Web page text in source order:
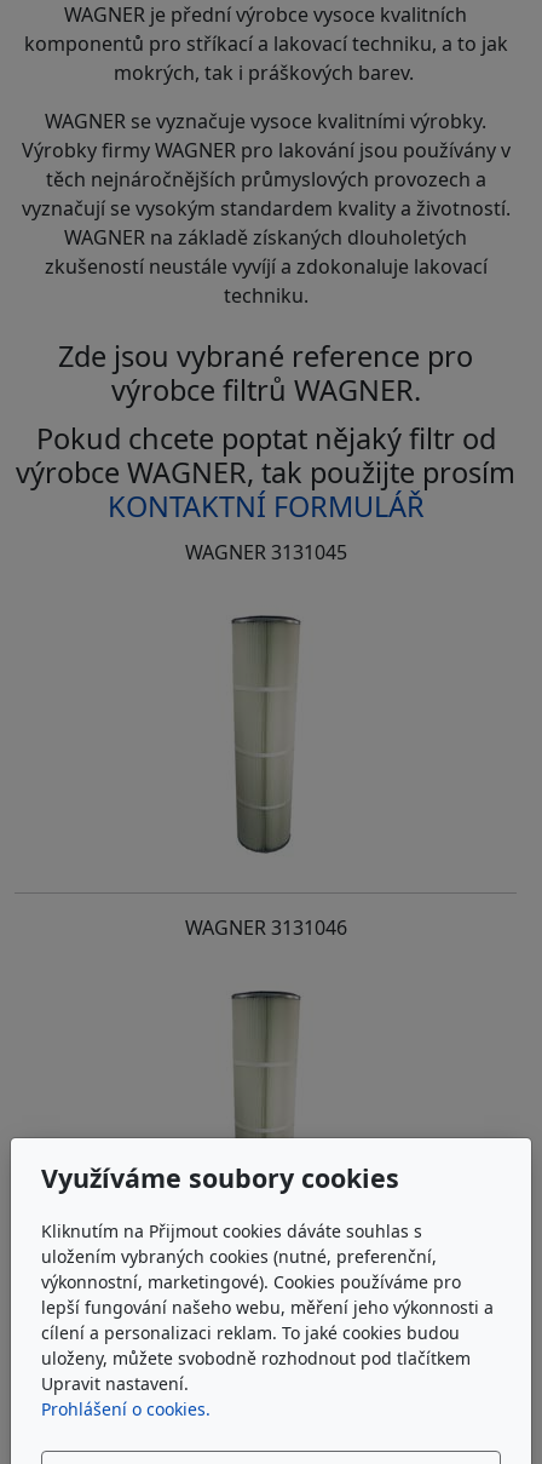
WAGNER je přední výrobce vysoce kvalitních
komponentů pro stříkací a lakovací techniku, a to jak
mokrých, tak i práškových barev.
WAGNER se vyznačuje vysoce kvalitními výrobky.
Výrobky firmy WAGNER pro lakování jsou používány v
těch nejnáročnějších průmyslových provozech a
vyznačují se vysokým standardem kvality a životností.
WAGNER na základě získaných dlouholetých
zkušeností neustále vyvíjí a zdokonaluje lakovací
techniku.
Zde jsou vybrané reference pro
výrobce filtrů WAGNER.
Pokud chcete poptat nějaký filtr od
výrobce WAGNER, tak použijte prosím
KONTAKTNÍ FORMULÁŘ
WAGNER 3131045
WAGNER3131046
WAGNER3131047
Filter cartridge ICF 8000
Využíváme soubory cookies
Kliknutím na Přijmout cookies dáváte souhlas s
uložením vybraných cookies (nutné, preferenční,
výkonnostní, marketingové). Cookies používáme pro
lepší fungování našeho webu, měření jeho výkonnosti a
cílení a personalizaci reklam. To jaké cookies budou
uloženy, můžete svobodně rozhodnout pod tlačítkem
Upravit nastavení.
Prohlášení o cookies.